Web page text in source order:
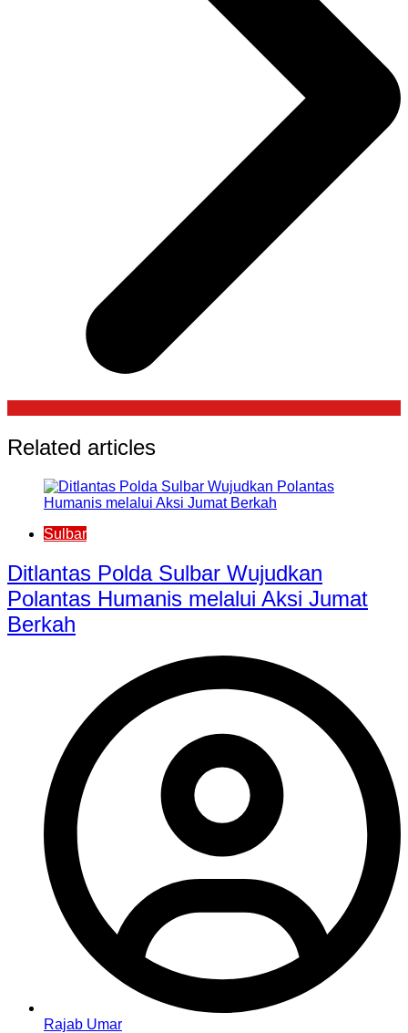
Related articles
Sulbar
Ditlantas Polda Sulbar Wujudkan
Polantas Humanis melalui Aksi Jumat
Berkah
Rajab Umar